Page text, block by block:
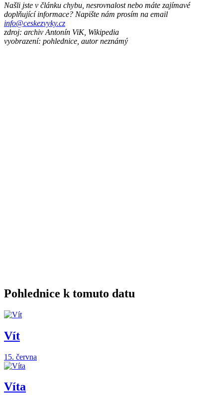
Našli jste v článku chybu, nesrovnalost nebo máte zajímavé
doplňující informace? Napište nám prosím na email
info@ceskezvyky.cz
zdroj: archiv Antonín ViK, Wikipedia
vyobrazení: pohlednice, autor neznámý
Pohlednice k tomuto datu
Vít
15. června
Víta